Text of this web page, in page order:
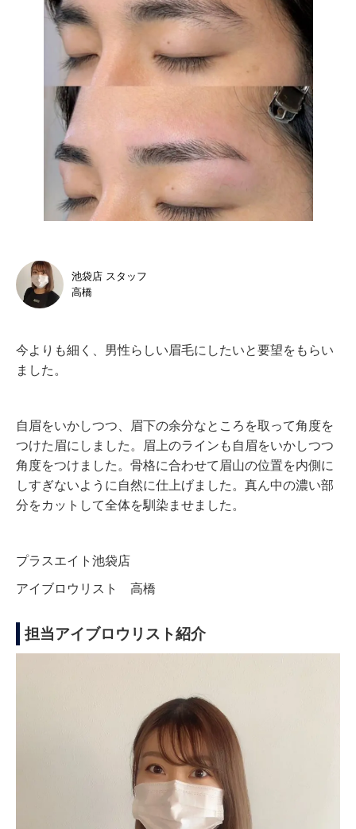
池袋店 スタッフ
高橋
今よりも細く、男性らしい眉毛にしたいと要望をもらい
ました。
自眉をいかしつつ、眉下の余分なところを取って角度を
つけた眉にしました。眉上のラインも自眉をいかしつつ
角度をつけました。骨格に合わせて眉山の位置を内側に
しすぎないように自然に仕上げました。真ん中の濃い部
分をカットして全体を馴染ませました。
プラスエイト池袋店
アイブロウリスト 高橋
担当アイブロウリスト紹介